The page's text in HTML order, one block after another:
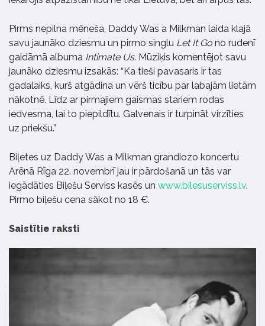
Pirms nepilna mēneša, Daddy Was a Milkman laida klajā
savu jaunāko dziesmu un pirmo singlu Let It Go no rudenī
gaidāmā albuma Intimate Us. Mūziķis komentējot savu
jaunāko dziesmu izsakās: “Ka tieši pavasaris ir tas
gadalaiks, kurš atgādina un vērš ticību par labajām lietām
nākotnē. Līdz ar pirmajiem gaismas stariem rodas
iedvesma, lai to piepildītu. Galvenais ir turpināt virzīties
uz priekšu.”
Biļetes uz Daddy Was a Milkman grandiozo koncertu
Arēnā Rīga 22. novembrī jau ir pārdošanā un tās var
iegādāties Biļešu Serviss kasēs un www.bilesuserviss.lv.
Pirmo biļešu cena sākot no 18 €.
Saistītie raksti